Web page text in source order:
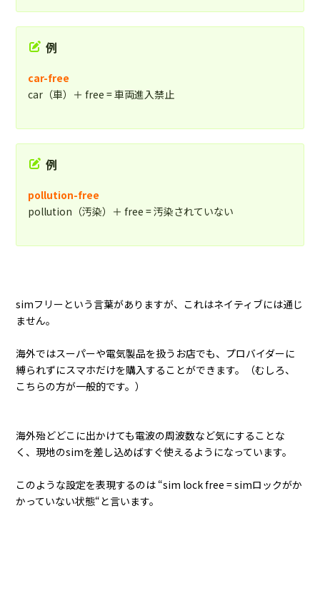
例
car-free
car（車）＋ free = 車両進入禁止
例
pollution-free
pollution（汚染）＋ free = 汚染されていない
simフリーという言葉がありますが、これはネイティブには通じ
ません。
海外ではスーパーや電気製品を扱うお店でも、プロバイダーに
縛られずにスマホだけを購入することができます。（むしろ、
こちらの方が一般的です。）
海外殆どどこに出かけても電波の周波数など気にすることな
く、現地のsimを差し込めばすぐ使えるようになっています。
このような設定を表現するのは “sim lock free = simロックがか
かっていない状態“と言います。